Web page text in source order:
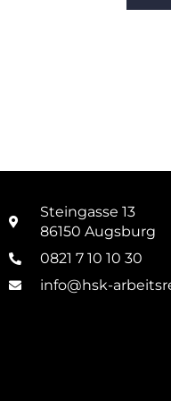
Steingasse 13
86150 Augsburg
0821 7 10 10 30
info@hsk-